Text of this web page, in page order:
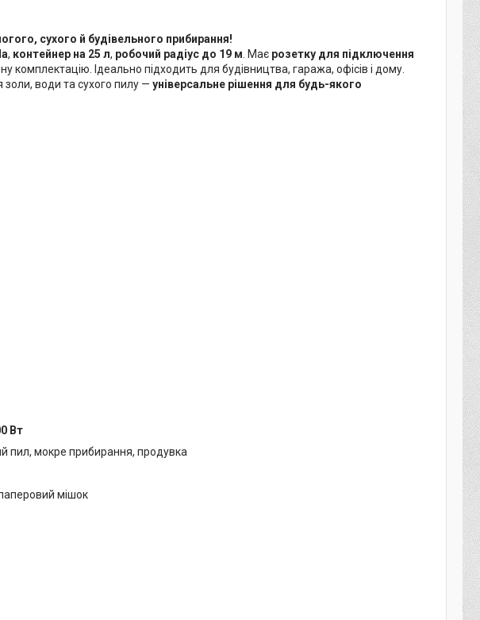
сухого й будівельного прибирання!
, контейнер на 25 л, робочий радіус до 19 м . Має розетку для підключення
комплектацію. Ідеально підходить для будівництва, гаража, офісів і дому.
золи, води та сухого пилу — універсальне рішення для будь-якого
Вт
пил, мокре прибирання, продувка
мішок